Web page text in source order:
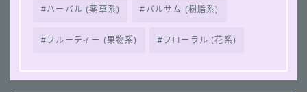
ハーバル (薬草系) バルサム (樹脂系)
フルーティー (果物系) フローラル (花系)